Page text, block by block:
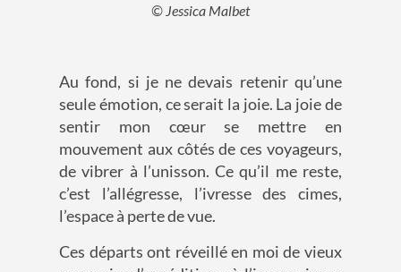
© Jessica Malbet
Au fond, si je ne devais retenir qu’une
seule émotion, ce serait la joie. La joie de
sentir mon cœur se mettre en
mouvement aux côtés de ces voyageurs,
de vibrer à l’unisson. Ce qu’il me reste,
c’est l’allégresse, l’ivresse des cimes,
l’espace à perte de vue.
Ces départs ont réveillé en moi de vieux